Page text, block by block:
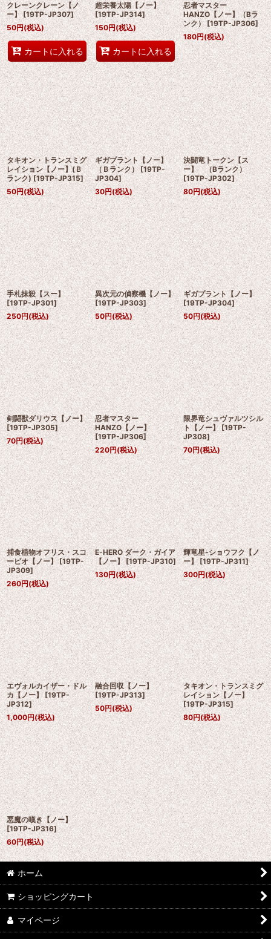
クレーンクレーン【ノ
ー】 [19TP-JP307]
50円(税込)
カートに入れる
超栄養太陽【ノー】
[19TP-JP314]
150円(税込)
カートに入れる
忍者マスター
HANZO【ノー】（Bラ
ンク） [19TP-JP306]
180円(税込)
タキオン・トランスミグ
レイション【ノー】(Ｂ
ランク) [19TP-JP315]
50円(税込)
ギガプラント【ノー】
（Ｂランク） [19TP-
JP304]
30円(税込)
決闘竜トークン【ス
ー】 （Bランク）
[19TP-JP302]
80円(税込)
手札抹殺【スー】
[19TP-JP301]
250円(税込)
異次元の偵察機【ノー】
[19TP-JP303]
50円(税込)
ギガプラント【ノー】
[19TP-JP304]
50円(税込)
剣闘獣ダリウス【ノー】
[19TP-JP305]
70円(税込)
忍者マスター
HANZO【ノー】
[19TP-JP306]
220円(税込)
限界竜シュヴァルツシル
ト【ノー】 [19TP-
JP308]
70円(税込)
捕食植物オフリス・スコ
ーピオ【ノー】 [19TP-
JP309]
260円(税込)
E-HERO ダーク・ガイア
【ノー】 [19TP-JP310]
130円(税込)
輝竜星-ショウフク【ノ
ー】 [19TP-JP311]
300円(税込)
エヴォルカイザー・ドル
カ【ノー】 [19TP-
JP312]
1,000円(税込)
融合回収【ノー】
[19TP-JP313]
50円(税込)
タキオン・トランスミグ
レイション【ノー】
[19TP-JP315]
80円(税込)
悪魔の嘆き【ノー】
[19TP-JP316]
60円(税込)
ホーム
ショッピングカート
マイページ